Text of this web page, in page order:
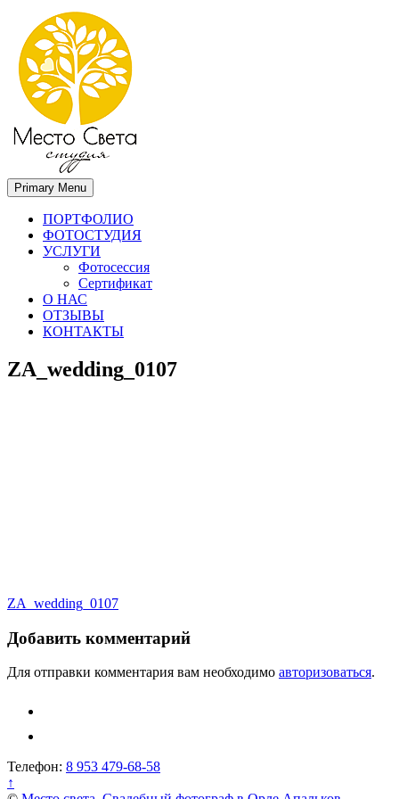
Место света. Свадебный фотограф в Орле Апальков Вячеслав
Свадебный фотограф в Орле
Primary Menu
ПОРТФОЛИО
ФОТОСТУДИЯ
УСЛУГИ
Фотосессия
Сертификат
О НАС
ОТЗЫВЫ
КОНТАКТЫ
ZA_wedding_0107
Навигация
по
записям
ZA_wedding_0107
Добавить комментарий
Для отправки комментария вам необходимо авторизоваться.
Телефон: 8 953 479-68-58
↑